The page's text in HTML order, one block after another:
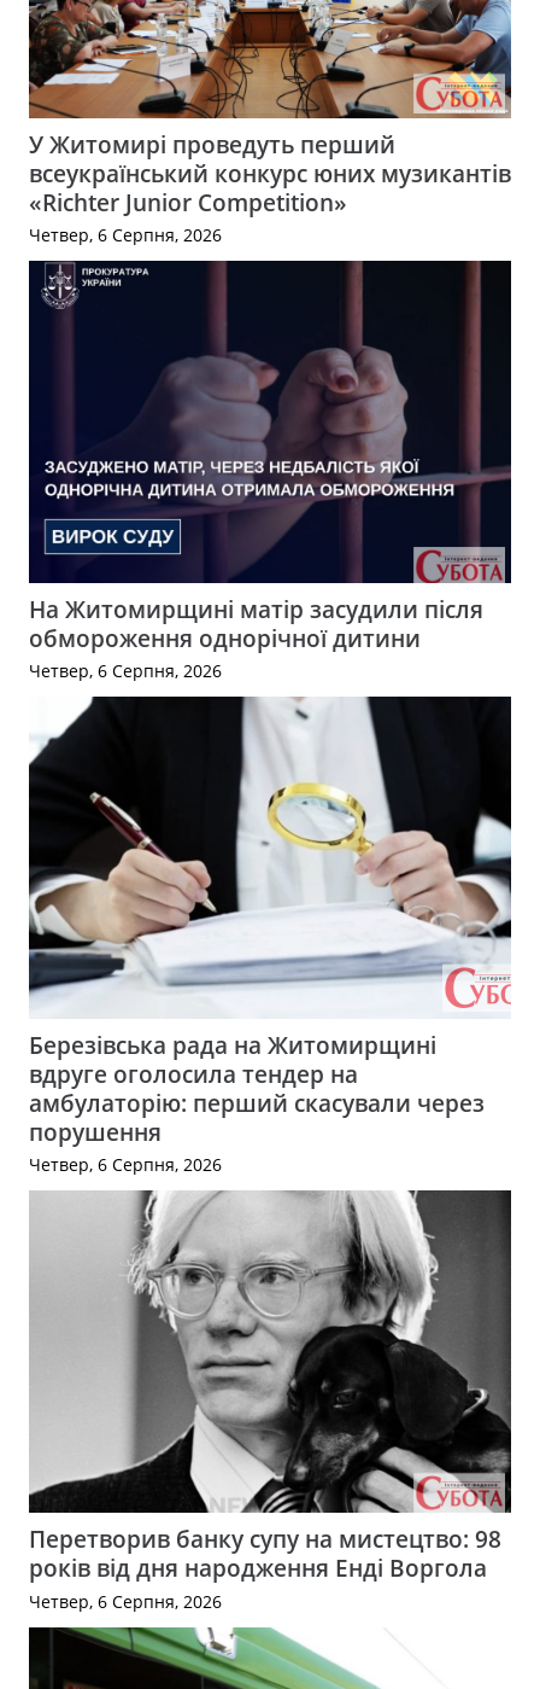
У Житомирі проведуть перший
всеукраїнський конкурс юних музикантів
«Richter Junior Competition»
Четвер, 6 Серпня, 2026
На Житомирщині матір засудили після
обмороження однорічної дитини
Четвер, 6 Серпня, 2026
Березівська рада на Житомирщині
вдруге оголосила тендер на
амбулаторію: перший скасували через
порушення
Четвер, 6 Серпня, 2026
Перетворив банку супу на мистецтво: 98
років від дня народження Енді Воргола
Четвер, 6 Серпня, 2026